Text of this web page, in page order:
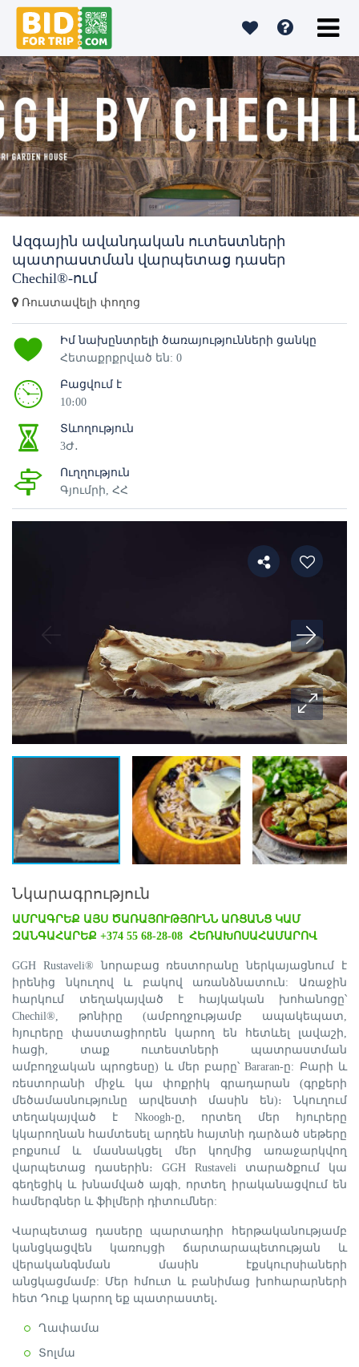
Ազգային ավանդական ուտեստների
պատրաստման վարպետաց դասեր
Chechil®-ում
Ռուստավելի փողոց
Իմ նախընտրելի ծառայությունների ցանկը
Հետաքրքրված են: 0
Բացվում է
10։00
Տևողություն
3Ժ․
Ուղղություն
Գյումրի, ՀՀ
Նկարագրություն
ԱՄՐԱԳՐԵՔ ԱՅՍ ԾԱՌԱՅՈՒԹՅՈՒՆՆ ԱՌՑԱՆՑ ԿԱՄ
ԶԱՆԳԱՀԱՐԵՔ +374 55 68-28-08 ՀԵՌԱԽՈՍԱՀԱՄԱՐՈՎ
GGH Rustaveli® նորաբաց ռեստորանը ներկայացնում է
իրենից նկուղով և բակով առանձնատուն: Առաջին
հարկում տեղակայված է հայկական խոհանոցը՝
Chechil®, թոնիրը (ամբողջությամբ ապակեպատ,
հյուրերը փաստացիորեն կարող են հետևել լավաշի,
հացի, տաք ուտեստների պատրաստման
ամբողջական պրոցեսը) և մեր բարը՝ Bararan-ը: Բարի և
ռեստորանի միջև կա փոքրիկ գրադարան (գրքերի
մեծամասնությունը արվեստի մասին են)։ Նկուղում
տեղակայված է Nkoogh-ը, որտեղ մեր հյուրերը
կկարողնան համտեսել արդեն հայտնի դարձած սեթերը
բոքսում և մասնակցել մեր կողմից առաջարկվող
վարպետաց դասերին։ GGH Rustaveli տարածքում կա
գեղեցիկ և խնամված այգի, որտեղ իրականացվում են
համերգներ և ֆիլմերի դիտումներ:
Վարպետաց դասերը պարտադիր հերթականությամբ
կանցկացվեն կառույցի ճարտարապետության և
վերականգնման մասին էքսկուրսիաների
անցկացմամբ: Մեր հմուտ և բանիմաց խոհարարների
հետ Դուք կարող եք պատրաստել․
Ղափամա
Տոլմա